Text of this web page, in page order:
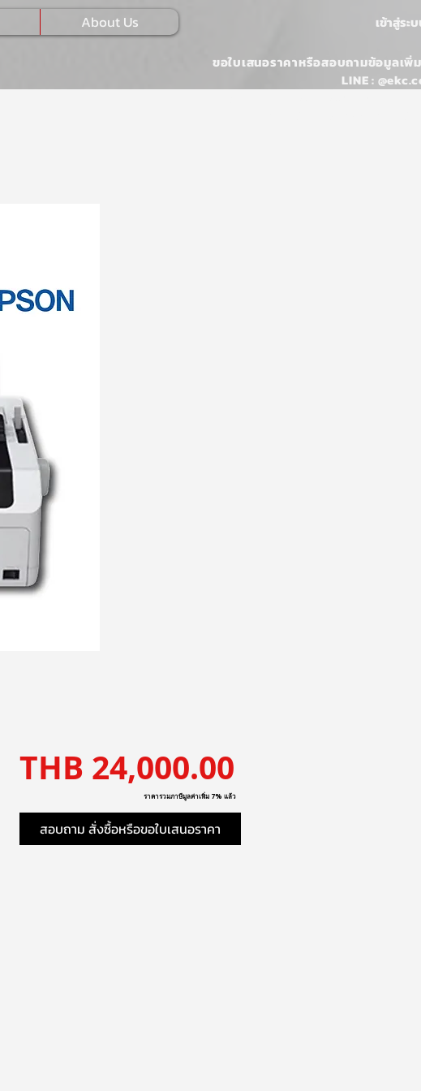
About Us เข้าสู่ระ
ขอใบเสนอราคาหรือสอบถามข้อมูลเพิ่
LINE :
THB 24,000.00ราคา
สอบถาม สั่งซื้อหรือขอใบเสนอราคา
ราคารวมภาษีมูลค่าเพิ่ม 7% แล้ว